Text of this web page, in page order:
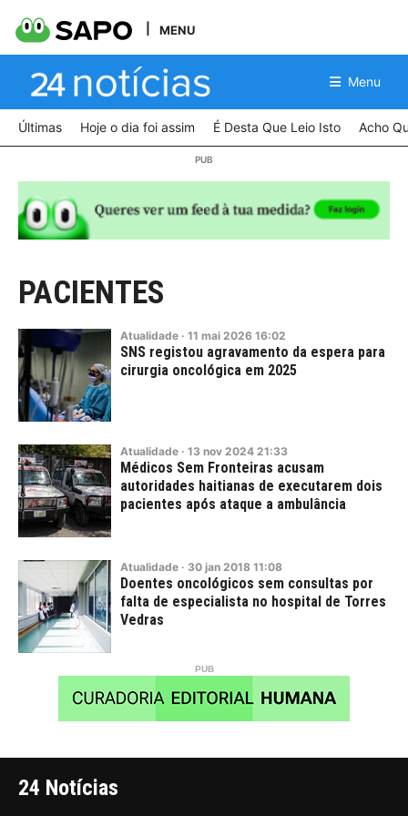
MENU
Menu
Últimas Hoje o dia foi assim É Desta Que Leio Isto Acho
PACIENTES
Atualidade · 11 mai 2026 16:02
SNS registou agravamento da espera para
cirurgia oncológica em 2025
Atualidade · 13 nov 2024 21:33
Médicos Sem Fronteiras acusam
autoridades haitianas de executarem dois
pacientes após ataque a ambulância
Atualidade · 30 jan 2018 11:08
Doentes oncológicos sem consultas por
falta de especialista no hospital de Torres
Vedras
24 Notícias